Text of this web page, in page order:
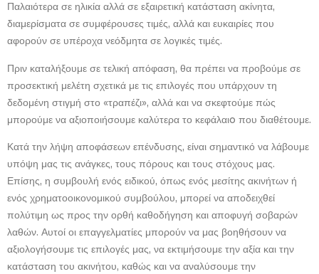
Παλαιότερα σε ηλικία αλλά σε εξαιρετική κατάσταση ακίνητα,
διαμερίσματα σε συμφέρουσες τιμές, αλλά και ευκαιρίες που
αφορούν σε υπέροχα νεόδμητα σε λογικές τιμές.
Πριν καταλήξουμε σε τελική απόφαση, θα πρέπει να προβούμε σε
προσεκτική μελέτη σχετικά με τις επιλογές που υπάρχουν τη
δεδομένη στιγμή στο «τραπέζι», αλλά και να σκεφτούμε πώς
μπορούμε να αξιοποιήσουμε καλύτερα το κεφάλαιo που διαθέτουμε.
Κατά την λήψη αποφάσεων επένδυσης, είναι σημαντικό να λάβουμε
υπόψη μας τις ανάγκες, τους πόρους και τους στόχους μας.
Επίσης, η συμβουλή ενός ειδικού, όπως ενός μεσίτης ακινήτων ή
ενός χρηματοοικονομικού συμβούλου, μπορεί να αποδειχθεί
πολύτιμη ως προς την ορθή καθοδήγηση και αποφυγή σοβαρών
λαθών. Αυτοί οι επαγγελματίες μπορούν να μας βοηθήσουν να
αξιολογήσουμε τις επιλογές μας, να εκτιμήσουμε την αξία και την
κατάσταση του ακινήτου, καθώς και να αναλύσουμε την